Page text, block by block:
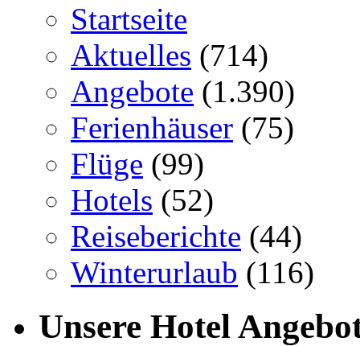
Startseite
Aktuelles (714)
Angebote (1.390)
Ferienhäuser (75)
Flüge (99)
Hotels (52)
Reiseberichte (44)
Winterurlaub (116)
Unsere Hotel